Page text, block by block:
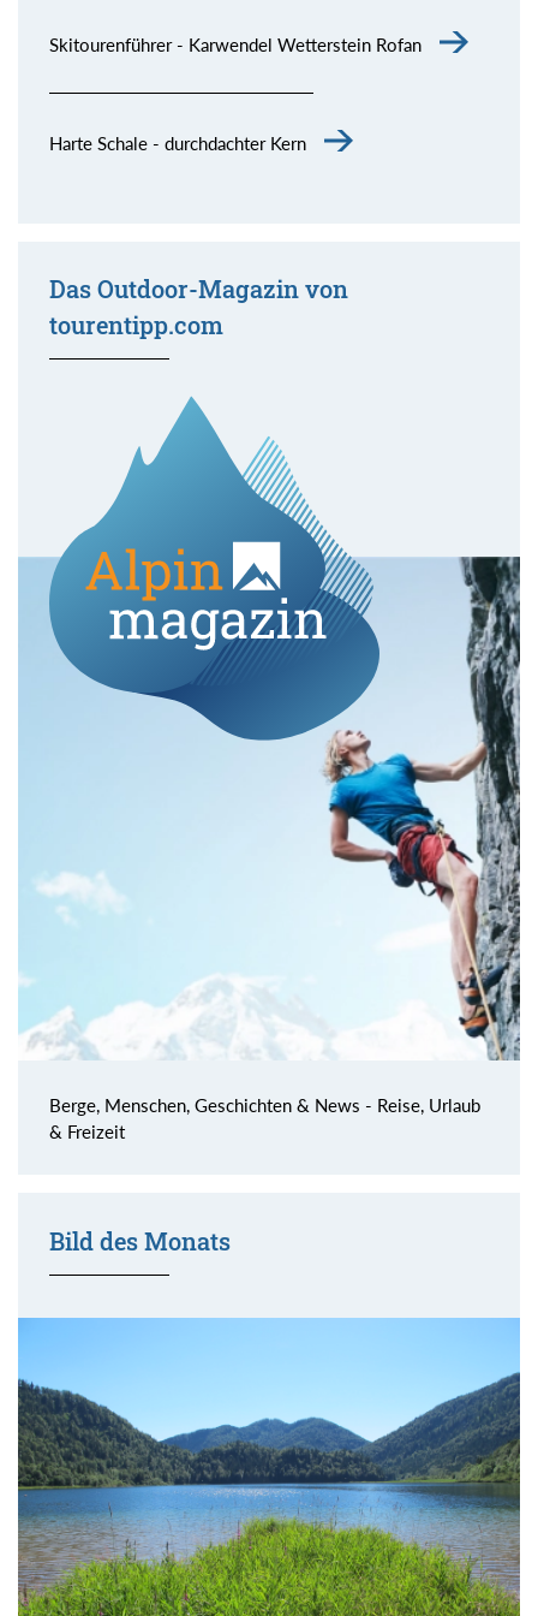
Skitourenführer - Karwendel Wetterstein Rofan
Harte Schale - durchdachter Kern
Das Outdoor-Magazin von
tourentipp.com
Berge, Menschen, Geschichten & News - Reise, Urlaub
& Freizeit
Bild des Monats